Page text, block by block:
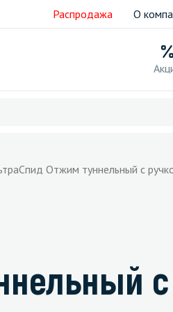
Распродажа О
Отжим туннельный с
с